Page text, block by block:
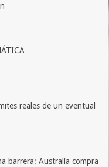
reales de un eventual
barrera: Australia compra